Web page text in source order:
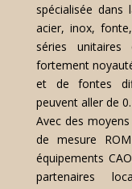
spécialisée
acier, inox,
séries
fortement
et de fontes
peuvent aller de
Avec des
de mesure
équipements
partenaires